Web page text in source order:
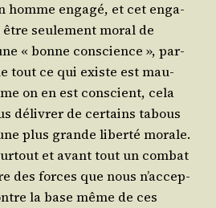
homme enga­gé, et cet enga­
seule­ment moral de
« bonne conscience », par­
tout ce qui existe est mau­
on en est conscient, cela
déli­vrer de cer­tains tabous
plus grande liber­té morale.
et avant tout un com­bat
des forces que nous n’ac­cep­
la base même de ces